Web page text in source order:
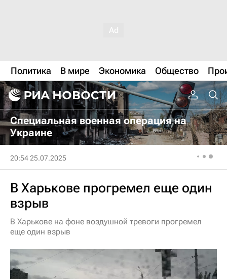
Политика В мире Экономика Общество
Специальная военная операция на
Украине
20:54 25.07.2025
В Харькове прогремел еще один
взрыв
В Харькове на фоне воздушной тревоги прогремел
еще один взрыв